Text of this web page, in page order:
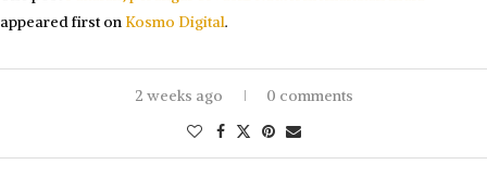
appeared first on Kosmo Digital.
2 weeks ago 0 comments